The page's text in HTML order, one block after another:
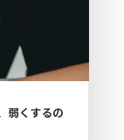
弱くするの